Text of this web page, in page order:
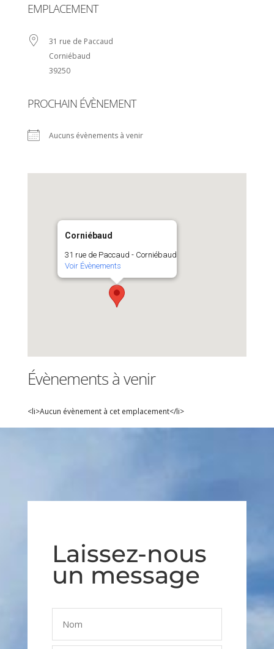
EMPLACEMENT
31 rue de Paccaud
Corniébaud
39250
PROCHAIN ÉVÈNEMENT
Aucuns évènements à venir
Corniébaud
31 rue de Paccaud - Corniébaud
Voir Évènements
Évènements à venir
<li>Aucun évènement à cet emplacement</li>
Laissez-nous
un message